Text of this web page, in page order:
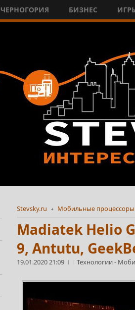
ЧЕРНОГОРИЯ БИЗНЕС
Stevsky.ru Мобильные процессоры
Madiatek Helio
9, Antutu,
19.01.2020 21:09 Технологии-